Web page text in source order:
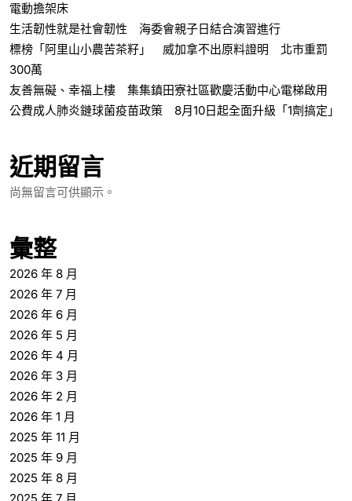
電動擔架床
生活韌性就是社會韌性 海委會親子日結合演習進行
標榜「阿里山小農苦茶籽」 威加拿不出原料證明 北市重罰
300萬
友善無礙、幸福上樓 集集鎮田寮社區歡慶活動中心電梯啟用
公費成人肺炎鏈球菌疫苗政策 8月10日起全面升級「1劑搞定」
近期留言
尚無留言可供顯示。
彙整
2026 年 8 月
2026 年 7 月
2026 年 6 月
2026 年 5 月
2026 年 4 月
2026 年 3 月
2026 年 2 月
2026 年 1 月
2025 年 11 月
2025 年 9 月
2025 年 8 月